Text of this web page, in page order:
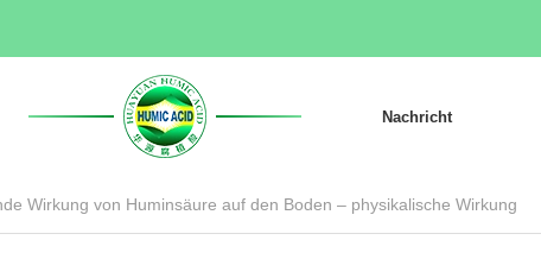
Nachricht
Wirkung von Huminsäure auf den Boden – physikalische Wirkung